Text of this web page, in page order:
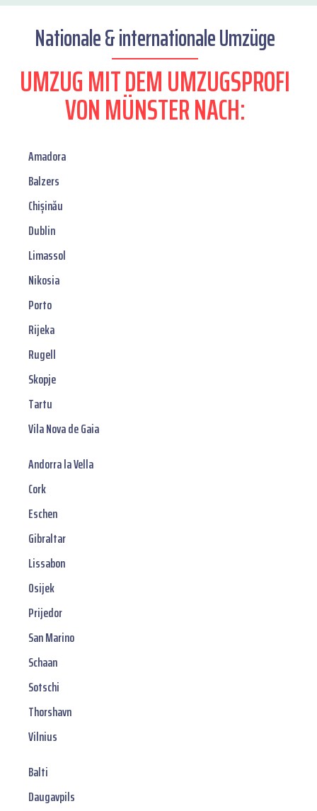
Nationale & internationale Umzüge
UMZUG MIT DEM UMZUGSPROFI
VON MÜNSTER NACH:
Amadora
Balzers
Chișinău
Dublin
Limassol
Nikosia
Porto
Rijeka
Rugell
Skopje
Tartu
Vila Nova de Gaia
Andorra la Vella
Cork
Eschen
Gibraltar
Lissabon
Osijek
Prijedor
San Marino
Schaan
Sotschi
Thorshavn
Vilnius
Balti
Daugavpils